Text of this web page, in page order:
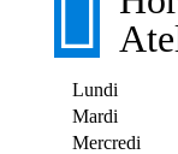
Lundi
Mardi
Mercredi